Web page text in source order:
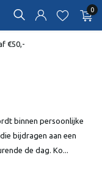
0
binnen persoonlijke
bijdragen aan een
de dag. Ko...